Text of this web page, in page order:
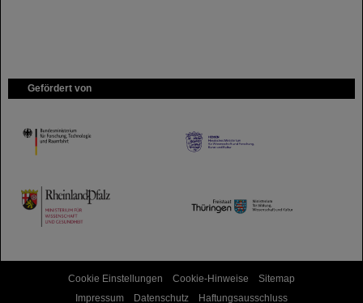
Gefördert von
HMWK
TMWWDG
Cookie Einstellungen Cookie-Hinweise
Sitemap
Impressum
Datenschutz Haftungsausschluss